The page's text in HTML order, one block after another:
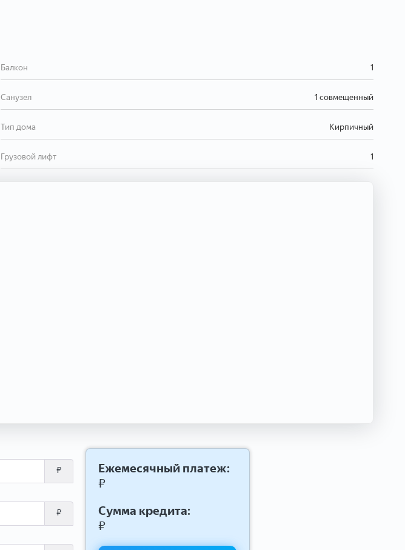
Балкон 1
Санузел 1 совмещенный
Тип дома Кирпичный
Грузовой лифт 1
₽
₽
Ежемесячный платеж:
₽
Сумма кредита:
₽